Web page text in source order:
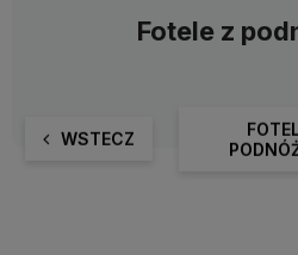
Fotele z
WSTECZ